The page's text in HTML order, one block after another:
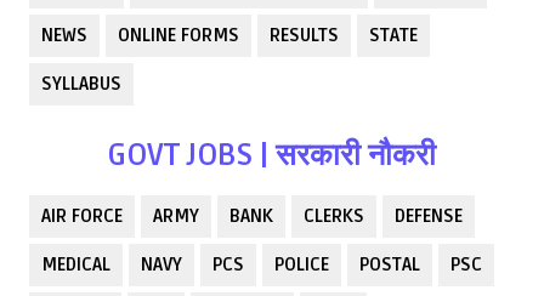
NEWS ONLINE FORMS RESULTS STATE
SYLLABUS
GOVT JOBS | सरकारी नौकरी
AIR FORCE ARMY BANK CLERKS DEFENSE
MEDICAL NAVY PCS POLICE POSTAL PSC